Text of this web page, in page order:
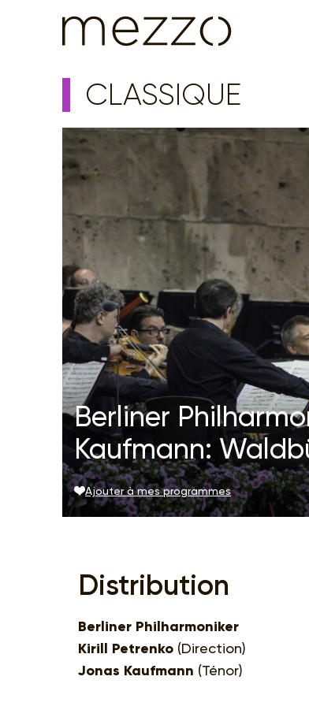
CLASSIQUE
Berliner
Kaufmann:
Ajouter à mes programmes
Distribution
Berliner Philharmoniker
Kirill Petrenko (Direction)
Jonas Kaufmann (Ténor)